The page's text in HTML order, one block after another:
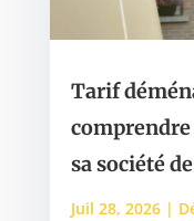
Tarif
sa société
Juil 28, 2026|